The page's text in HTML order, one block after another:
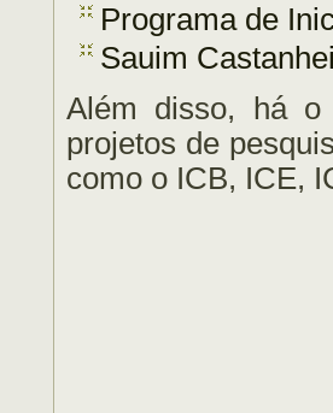
Programa de
Sauim
Além disso, há o
projetos de
como o ICB, ICE,